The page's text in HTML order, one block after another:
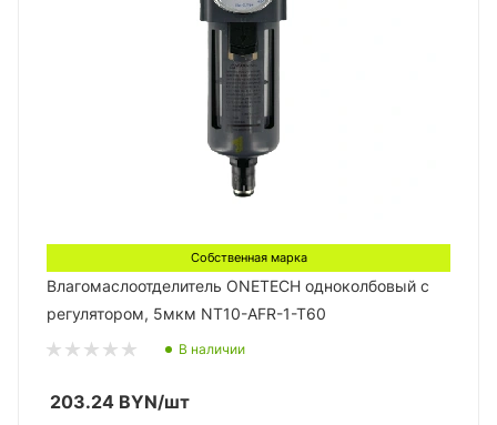
Собственная марка
Влагомаслоотделитель ONETECH одноколбовый с
регулятором, 5мкм NT10-AFR-1-T60
В наличии
203.24 BYN/шт